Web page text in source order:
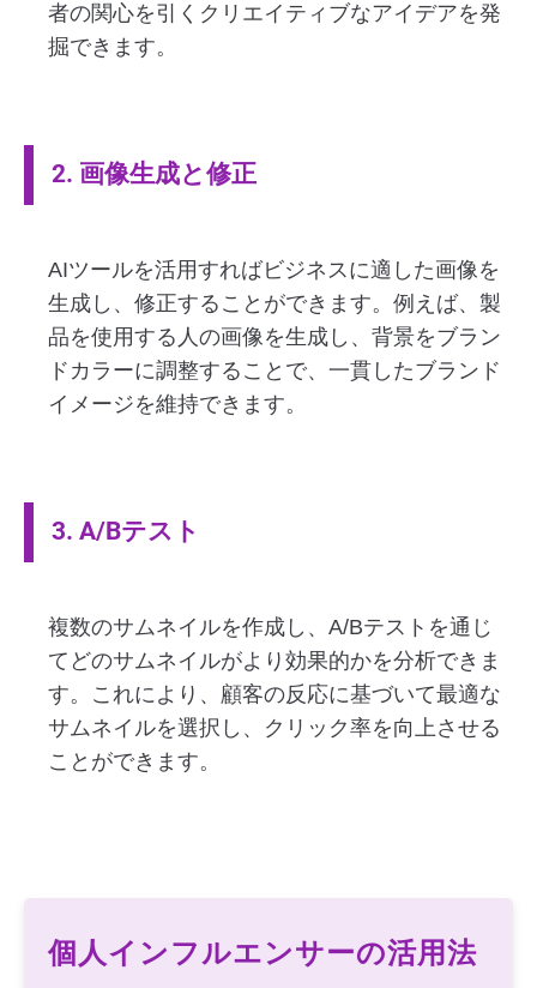
者の関心を引くクリエイティブなアイデアを発
掘できます。
2. 画像生成と修正
AIツールを活用すればビジネスに適した画像を
生成し、修正することができます。例えば、製
品を使用する人の画像を生成し、背景をブラン
ドカラーに調整することで、一貫したブランド
イメージを維持できます。
3. A/Bテスト
複数のサムネイルを作成し、A/Bテストを通じ
てどのサムネイルがより効果的かを分析できま
す。これにより、顧客の反応に基づいて最適な
サムネイルを選択し、クリック率を向上させる
ことができます。
個人インフルエンサーの活用法